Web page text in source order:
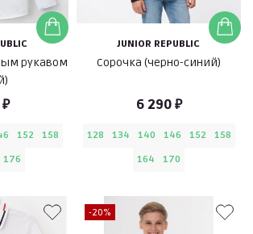
рукавом
152
158
176
JUNIOR REPUBLIC
Cорочка (черно-синий)
6 290 ₽
128 134 140 146 152
158
164
170
-20%